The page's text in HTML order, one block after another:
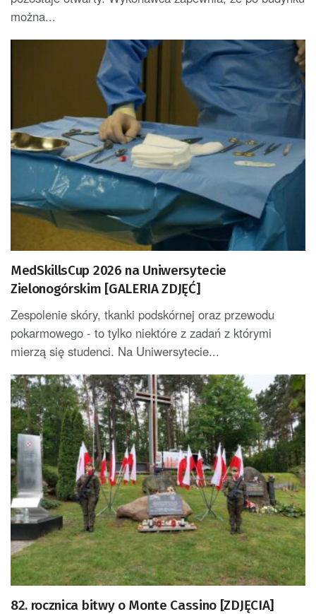
można...
MedSkillsCup 2026 na Uniwersytecie
Zielonogórskim [GALERIA ZDJĘĆ]
Zespolenie skóry, tkanki podskórnej oraz przewodu
pokarmowego - to tylko niektóre z zadań z którymi
mierzą się studenci. Na Uniwersytecie...
82. rocznica bitwy o Monte Cassino [ZDJĘCIA]